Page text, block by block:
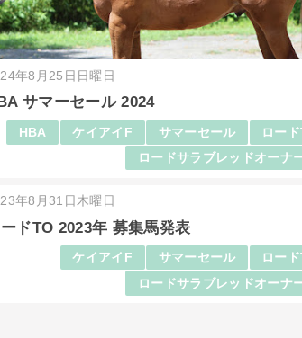
年8月25日日曜日
サマーセール 2024
HBA ケイアイF サマーセール
ロー
ロードサラブレッドオーナ
年8月31日木曜日
ードTO 2023年 募集馬発表
ケイアイF サマーセール
ロー
ロードサラブレッドオーナ